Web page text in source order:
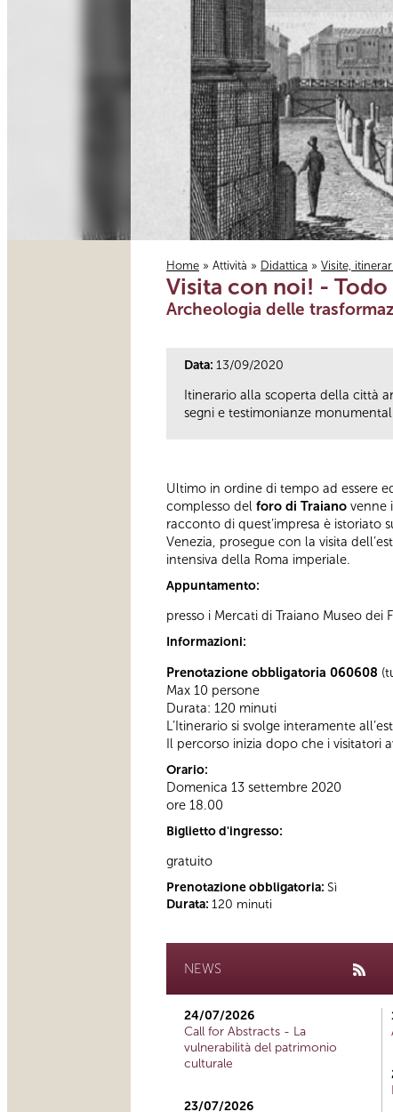
Tu sei qui
Home » Attività » Didattica » Visite,
Visita con noi! - Todo
Archeologia delle
Data: 13/09/2020
Itinerario alla scoperta della città
segni e testimonianze
Ultimo in ordine di tempo ad essere
complesso del foro di Traiano venne
racconto di quest’impresa è istoriato
Venezia, prosegue con la visita
intensiva della Roma imperiale.
Appuntamento:
presso i Mercati di Traiano Museo dei
Informazioni:
Prenotazione obbligatoria 060608
Max 10 persone
Durata: 120 minuti
L’Itinerario si svolge interamente
Il percorso inizia dopo che i visitatori
Orario:
Domenica 13 settembre 2020
ore 18.00
Biglietto d'ingresso:
gratuito
Prenotazione obbligatoria: Sì
Durata: 120 minuti
NEWS
24/07/2026
Call for Abstracts - La
vulnerabilità del patrimonio
culturale
23/07/2026